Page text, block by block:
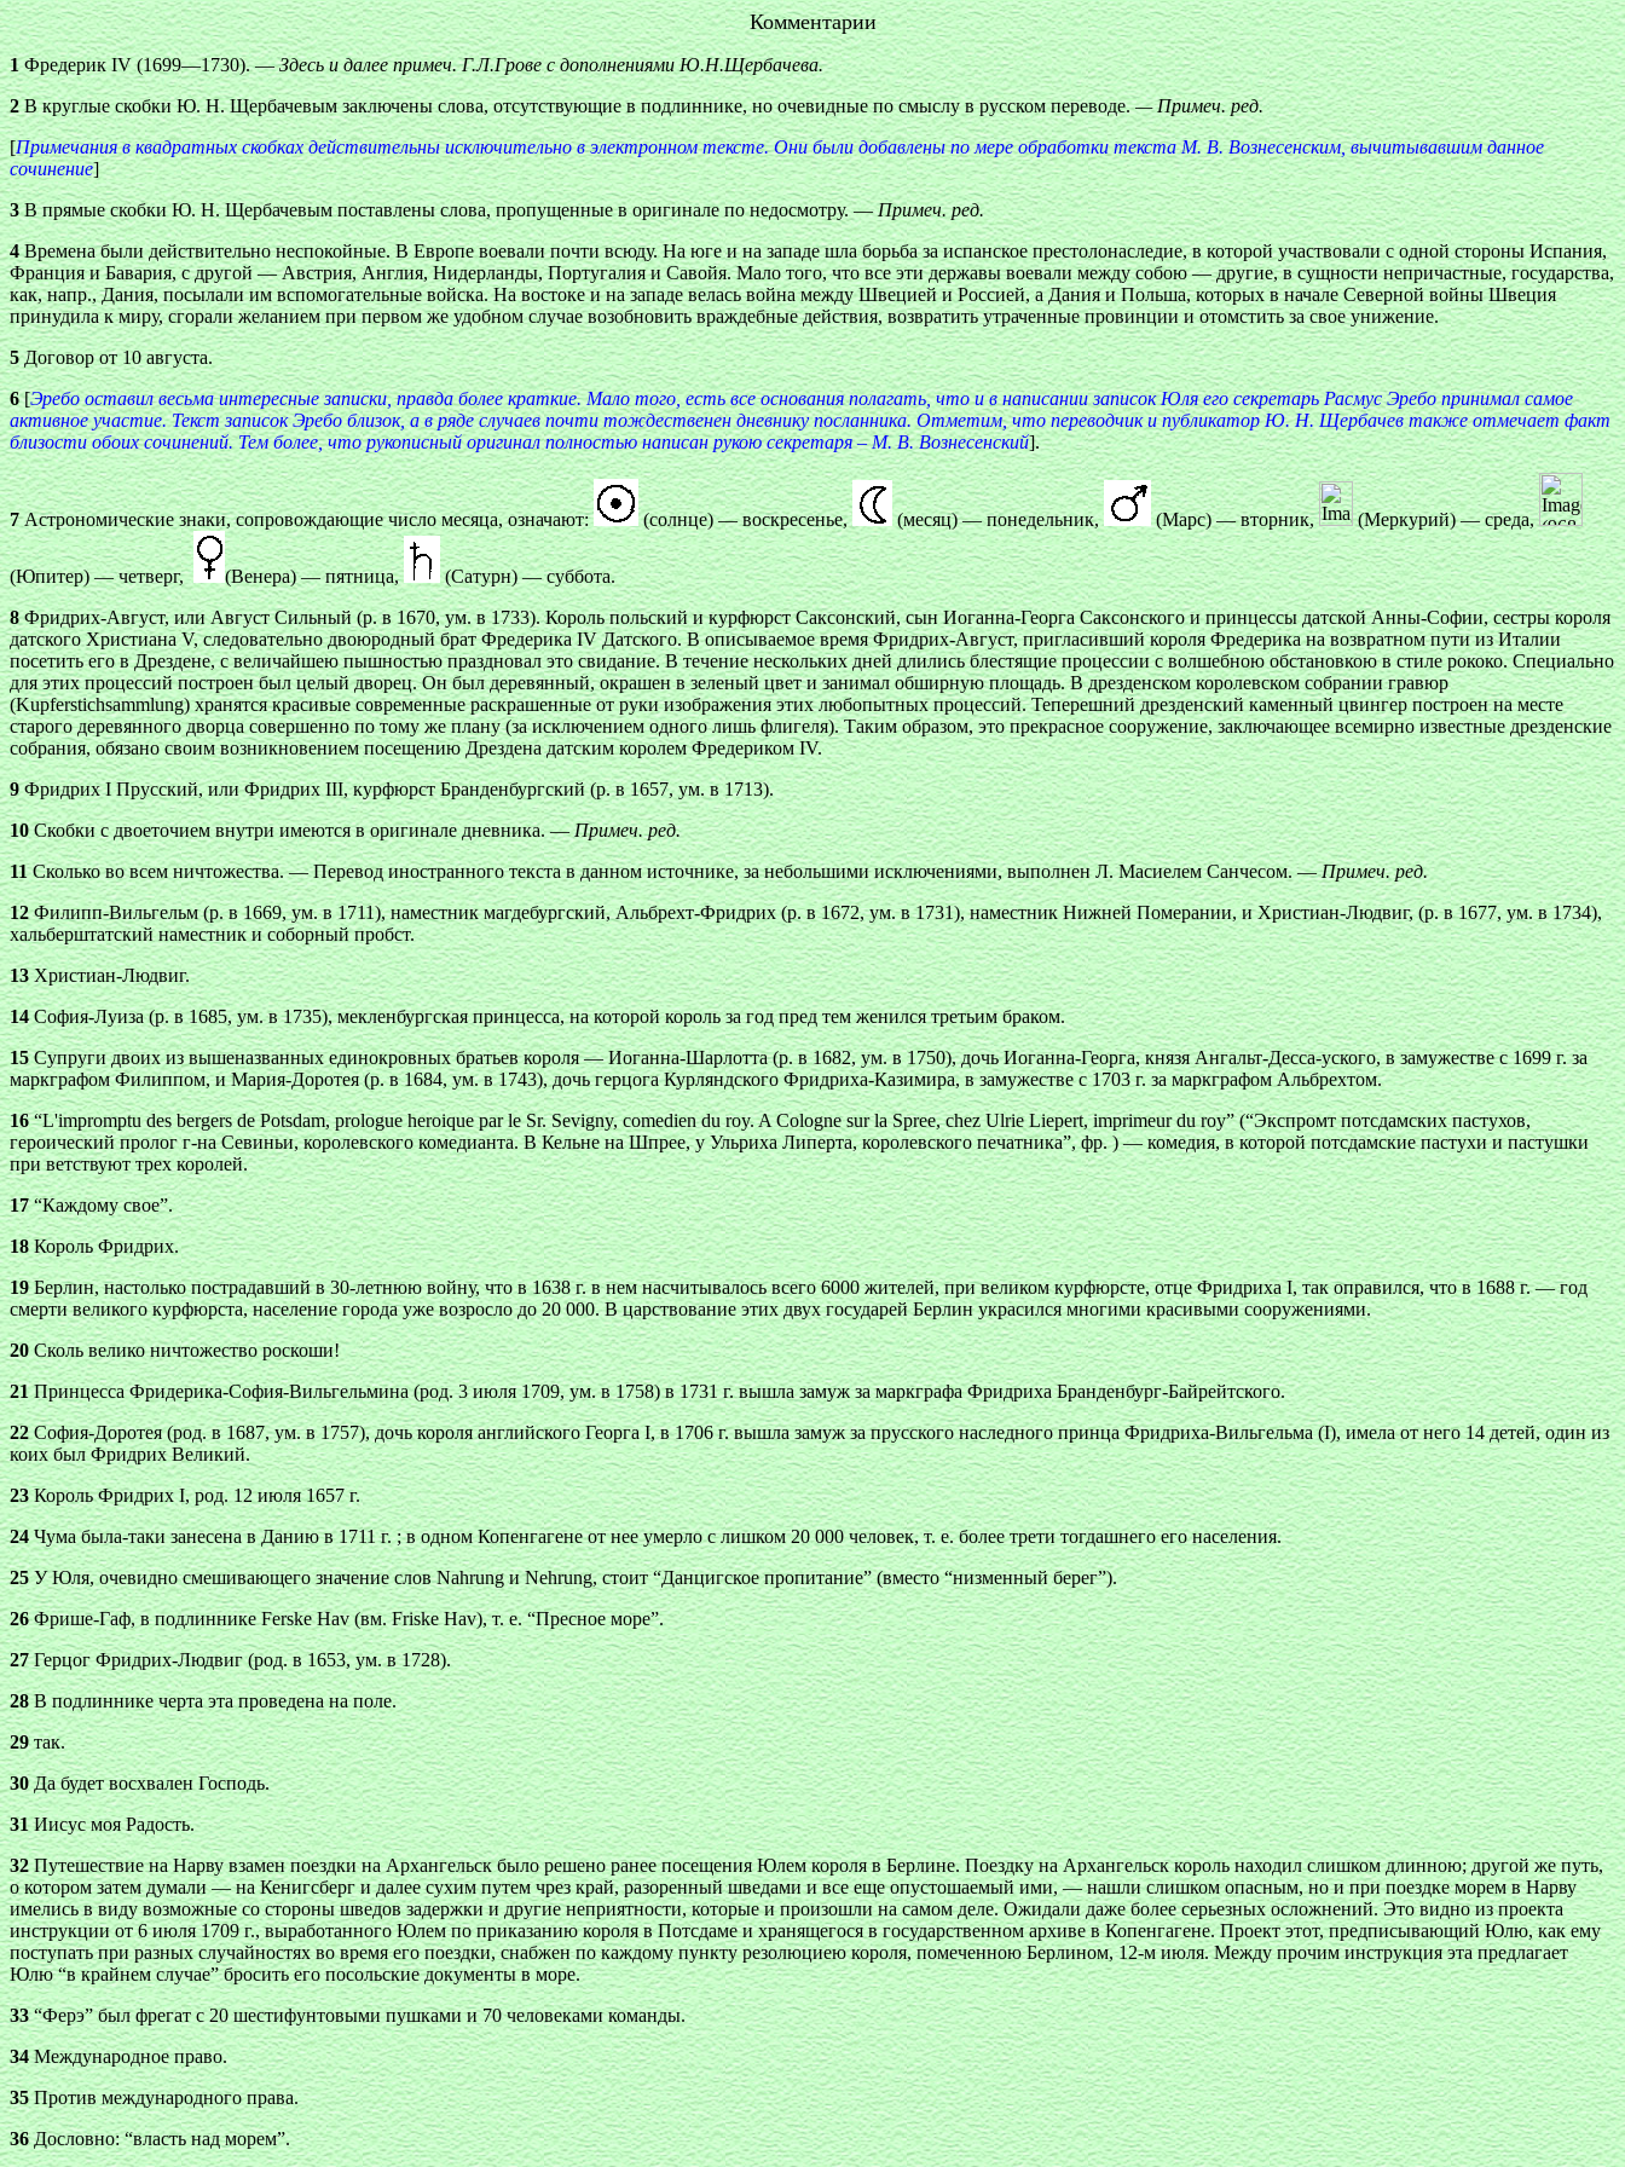
Комментарии
1 Фредерик IV (1699—1730). —Здесь и далее примеч. Г.Л.Грове с дополнениями Ю.Н.Щербачева.
2В круглые скобки Ю. Н. Щербачевым заключены слова, отсутствующие в подлиннике, но очевидные по смыслу в русском переводе.— Примеч. ред.
[Примечания в квадратных скобках действительны исключительно в электронном тексте. Они были добавлены по мере обработки текста М. В. Вознесенским, вычитывавшим данное
сочинение]
3В прямые скобки Ю. Н. Щербачевым поставлены слова, пропущенные в оригинале по недосмотру. —Примеч. ред.
4Времена были действительно неспокойные. В Европе воевали почти всюду. На юге и на западе шла борьба за испанское престолонаследие, в которой участвовали с одной стороны Испания,
Франция и Бавария, с другой — Австрия, Англия, Нидерланды, Португалия и Савойя. Мало того, что все эти державы воевали между собою — другие, в сущности непричастные, государства,
как, напр., Дания, посылали им вспомогательные войска. На востоке и на западе велась война между Швецией и Россией, а Дания и Польша, которых в начале Северной войны Швеция
принудила к миру, сгорали желанием при первом же удобном случае возобновить враждебные действия, возвратить утраченные провинции и отомстить за свое унижение.
5Договор от 10 августа.
6[Эребо оставил весьма интересные записки, правда более краткие. Мало того, есть все основания полагать, что и в написании записок Юля его секретарь Расмус Эребо принимал самое
активное участие. Текст записок Эребо близок, а в ряде случаев почти тождественен дневнику посланника. Отметим, что переводчик и публикатор Ю. Н. Щербачев также отмечает факт
близости обоих сочинений. Тем более, что рукописный оригинал полностью написан рукою секретаря – М. В. Вознесенский].
7Астрономические знаки, сопровождающие число месяца, означают: (солнце) — воскресенье, (месяц) — понедельник, (Марс) — вторник, (Меркурий) — среда,
(Юпитер) — четверг, (Венера) — пятница,
(Сатурн) — суббота.
8Фридрих-Август, или Август Сильный (р. в 1670, ум. в 1733). Король польский и курфюрст Саксонский, сын Иоганна-Георга Саксонского и принцессы датской Анны-Софии, сестры короля
датского Христиана V, следовательно двоюродный брат Фредерика IV Датского. В описываемое время Фридрих-Август, пригласивший короля Фредерика на возвратном пути из Италии
посетить его в Дрездене, с величайшею пышностью праздновал это свидание. В течение нескольких дней длились блестящие процессии с волшебною обстановкою в стиле рококо. Специально
для этих процессий построен был целый дворец. Он был деревянный, окрашен в зеленый цвет и занимал обширную площадь. В дрезденском королевском собрании гравюр
(Kupferstichsammlung) хранятся красивые современные раскрашенные от руки изображения этих любопытных процессий. Теперешний дрезденский каменный цвингер построен на месте
старого деревянного дворца совершенно по тому же плану (за исключением одного лишь флигеля). Таким образом, это прекрасное сооружение, заключающее всемирно известные дрезденские
собрания, обязано своим возникновением посещению Дрездена датским королем Фредериком IV.
9Фридрих I Прусский, или Фридрих III, курфюрст Бранденбургский (р. в 1657, ум. в 1713).
10Скобки с двоеточием внутри имеются в оригинале дневника. —Примеч. ред.
11Сколько во всем ничтожества. — Перевод иностранного текста в данном источнике, за небольшими исключениями, выполнен Л. Масиелем Санчесом. —Примеч. ред.
12Филипп-Вильгельм (р. в 1669, ум. в 1711), наместник магдебургский, Альбрехт-Фридрих (р. в 1672, ум. в 1731), наместник Нижней Померании, и Христиан-Людвиг, (р. в 1677, ум. в 1734),
хальберштатский наместник и соборный пробст.
13Христиан-Людвиг.
14София-Луиза (р. в 1685, ум. в 1735), мекленбургская принцесса, на которой король за год пред тем женился третьим браком.
15Супруги двоих из вышеназванных единокровных братьев короля — Иоганна-Шарлотта (р. в 1682, ум. в 1750), дочь Иоганна-Георга, князя Ангальт-Десса-уского, в замужестве с 1699 г. за
маркграфом Филиппом, и Мария-Доротея (р. в 1684, ум. в 1743), дочь герцога Курляндского Фридриха-Казимира, в замужестве с 1703 г. за маркграфом Альбрехтом.
16“L'impromptu des bergers de Potsdam, prologue heroique par le Sr. Sevigny, comedien du roy. A Cologne sur la Spree, chez Ulrie Liepert, imprimeur du roy” (“Экспромт потсдамских пастухов,
героический пролог г-на Севиньи, королевского комедианта. В Кельне на Шпрее, у Ульриха Липерта, королевского печатника”, фр. ) — комедия, в которой потсдамские пастухи и пастушки
при ветствуют трех королей.
17“Каждому свое”.
18Король Фридрих.
19Берлин, настолько пострадавший в 30-летнюю войну, что в 1638 г. в нем насчитывалось всего 6000 жителей, при великом курфюрсте, отце Фридриха I, так оправился, что в 1688 г. — год
смерти великого курфюрста, население города уже возросло до 20 000. В царствование этих двух государей Берлин украсился многими красивыми сооружениями.
20 Сколь велико ничтожество роскоши!
21Принцесса Фридерика-София-Вильгельмина (род. 3 июля 1709, ум. в 1758) в 1731 г. вышла замуж за маркграфа Фридриха Бранденбург-Байрейтского.
22София-Доротея (род. в 1687, ум. в 1757), дочь короля английского Георга I, в 1706 г. вышла замуж за прусского наследного принца Фридриха-Вильгельма (I), имела от него 14 детей, один из
коих был Фридрих Великий.
23Король Фридрих I, род. 12 июля 1657 г.
24Чума была-таки занесена в Данию в 1711 г. ; в одном Копенгагене от нее умерло с лишком 20 000 человек, т. е. более трети тогдашнего его населения.
25У Юля, очевидно смешивающего значение слов Nahrung и Nehrung, стоит “Данцигское пропитание” (вместо “низменный берег”).
26Фрише-Гаф, в подлиннике Ferske Hav (вм. Friske Hav), т. е. “Пресное море”.
27Герцог Фридрих-Людвиг (род. в 1653, ум. в 1728).
28В подлиннике черта эта проведена на поле.
29так.
30Да будет восхвален Господь.
31Иисус моя Радость.
32Путешествие на Нарву взамен поездки на Архангельск было решено ранее посещения Юлем короля в Берлине. Поездку на Архангельск король находил слишком длинною; другой же путь,
о котором затем думали — на Кенигсберг и далее сухим путем чрез край, разоренный шведами и все еще опустошаемый ими, — нашли слишком опасным, но и при поездке морем в Нарву
имелись в виду возможные со стороны шведов задержки и другие неприятности, которые и произошли на самом деле. Ожидали даже более серьезных осложнений. Это видно из проекта
инструкции от 6 июля 1709 г., выработанного Юлем по приказанию короля в Потсдаме и хранящегося в государственном архиве в Копенгагене. Проект этот, предписывающий Юлю, как ему
поступать при разных случайностях во время его поездки, снабжен по каждому пункту резолюциею короля, помеченною Берлином, 12-м июля. Между прочим инструкция эта предлагает
Юлю “в крайнем случае” бросить его посольские документы в море.
33“Ферэ” был фрегат с 20 шестифунтовыми пушками и 70 человеками команды.
34Международное право.
35Против международного права.
36Дословно: “власть над морем”.